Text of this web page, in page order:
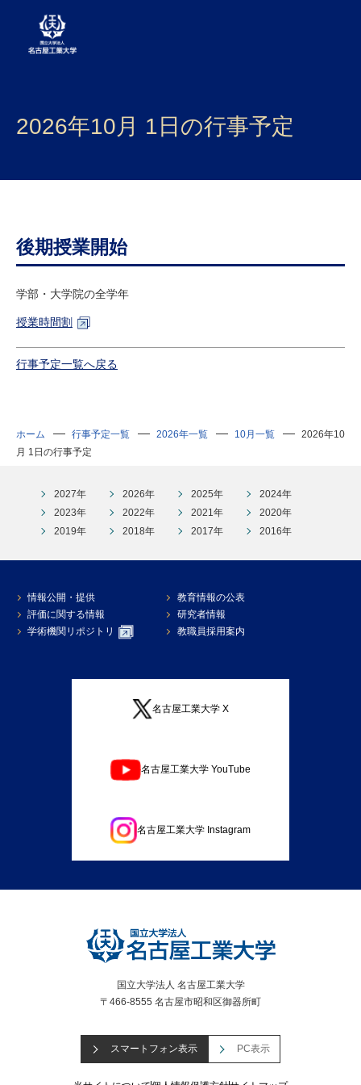
学部・大学院・センター
研究・産学官連携
国際交流
研究・教員Navi
受験生 在学生
企業・研究者
アクセス
キャンパスマップ お問い合わせ English
2026年10月 1日の行事予定
後期授業開始
学部・大学院の全学年
授業時間割
行事予定一覧へ戻る
ホーム 行事予定一覧 2026年一覧 10月一覧
2026年10
月 1日の行事予定
2027年 2026年 2025年
2024年
2023年
2022年 2021年
2020年
2019年
2018年 2017年 2016年
情報公開・提供
教育情報の公表
評価に関する情報
研究者情報
学術機関リポジトリ
教職員採用案内
名古屋工業大学 X
名古屋工業大学 YouTube
名古屋工業大学 Instagram
国立大学法人 名古屋工業大学
〒466-8555 名古屋市昭和区御器所町
スマートフォン表示 PC表示